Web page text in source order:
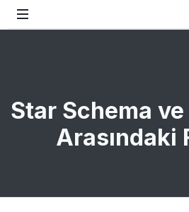
Star Schema
Arasındaki